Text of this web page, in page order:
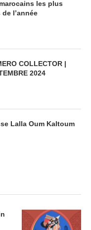
les plus
l’année
COLLECTOR |
2024
Lalla Oum Kaltoum